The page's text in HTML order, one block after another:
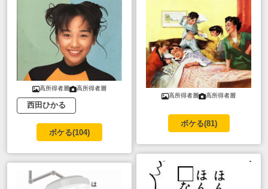
高所得者層 高所得者層
西田ひかる
ボケる(104)
高所得者層 高所得者層
ボケる(81)